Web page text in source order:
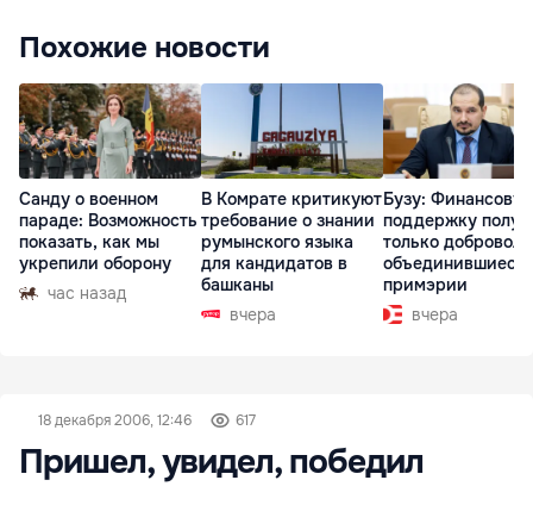
Похожие новости
Санду о военном
параде: Возможность
показать, как мы
укрепили оборону
час назад
В Комрате критикуют
требование о знании
румынского языка
для кандидатов в
башканы
вчера
Бузу:
поддержку
только
объединившиеся
примэрии
вчера
18 декабря 2006, 12:46 617
Пришел, увидел, победил